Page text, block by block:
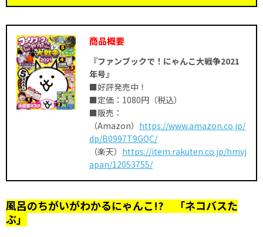
商品概要
『ファンブックで！にゃんこ大戦争2021
年号』
■好評発売中！
■定価：1080円（税込）
■販売：
（Amazon） https://www.amazon.co.jp/
dp/B0997T9GQC/
（楽天） https://item.rakuten.co.jp/hmvj
apan/12053755/
風呂のちがいがわかるにゃんこ!? 「ネコバスた
ぶ」